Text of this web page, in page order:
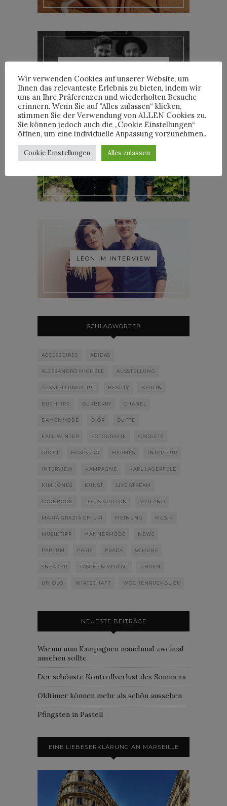
ROOSEVELT IM INTERVIEW
LÉON IM INTERVIEW
SCHLAGWÖRTER
ACCESSOIRES ADIDAS
ALESSANDRO MICHELE AUSSTELLUNG
AUSSTELLUNGSTIPP BEAUTY BERLIN
BUCHTIPP BURBERRY CHANEL
DAMENMODE DIOR DÜFTE
FALL-WINTER FOTOGRAFIE GADGETS
GUCCI HAMBURG HERMÈS INTERIEUR
INTERVIEW KAMPAGNE KARL LAGERFELD
KIM JONES KUNST LIVE STREAM
LOOKBOOK LOUIS VUITTON MAILAND
MARIA GRAZIA CHIURI MEINUNG MUSIK
MUSIKTIPP MÄNNERMODE NEWS
PARFUM PARIS PRADA SCHUHE
SNEAKER TASCHEN VERLAG UHREN
UNIQLO WIRTSCHAFT WOCHENRÜCKBLICK
NEUESTE BEITRÄGE
Warum man Kampagnen manchmal zweimal
ansehen sollte
Der schönste Kontrollverlust des Sommers
Oldtimer können mehr als schön aussehen
Pfingsten in Pastell
EINE LIEBESERKLÄRUNG AN MARSEILLE
Wir verwenden Cookies auf unserer Website, um
Ihnen das relevanteste Erlebnis zu bieten, indem wir
uns an Ihre Präferenzen und wiederholten Besuche
erinnern. Wenn Sie auf "Alles zulassen“ klicken,
stimmen Sie der Verwendung von ALLEN Cookies zu.
Sie können jedoch auch die „Cookie Einstellungen“
öffnen, um eine individuelle Anpassung vorzunehmen..
Cookie Einstellungen Alles zulassen